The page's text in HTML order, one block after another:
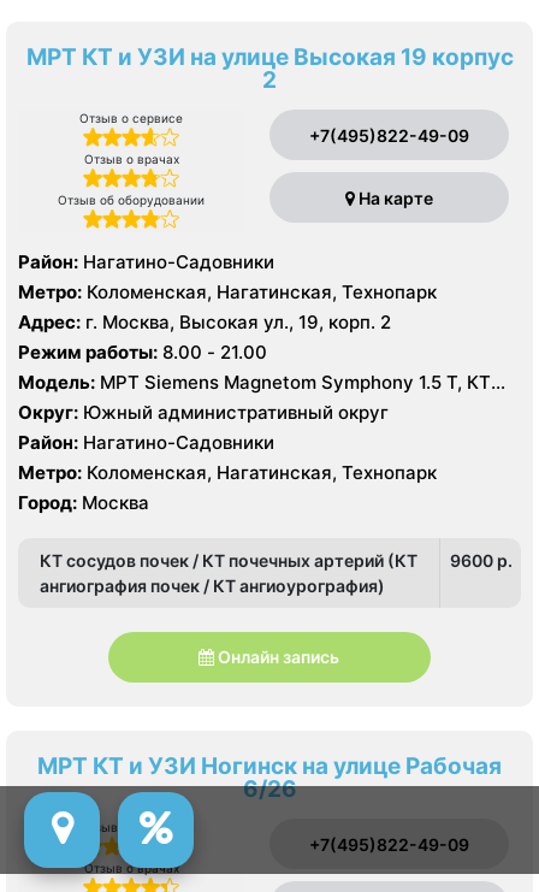
МРТ КТ и УЗИ на улице Высокая 19 корпус
2
Отзыв о сервисе
Отзыв о врачах
Отзыв об оборудовании
+7(495)822-49-09
На карте
Район: Нагатино-Садовники
Метро: Коломенская, Нагатинская, Технопарк
Адрес: г. Москва, Высокая ул., 19, корп. 2
Режим работы: 8.00 - 21.00
Модель: МРТ Siemens Magnetom Symphony 1.5 Т, КТ
Siemens SOMATOM Emotion 16 срезов, УЗИ Philips
Ultrasound HD9
Округ: Южный административный округ
Район: Нагатино-Садовники
Метро: Коломенская, Нагатинская, Технопарк
Город: Москва
КТ сосудов почек / КТ почечных артерий (КТ
ангиография почек / КТ ангиоурография)
9600 p.
Онлайн запись
МРТ КТ и УЗИ Ногинск на улице Рабочая
6/26
Отзыв о сервисе
Отзыв о врачах
+7(495)822-49-09